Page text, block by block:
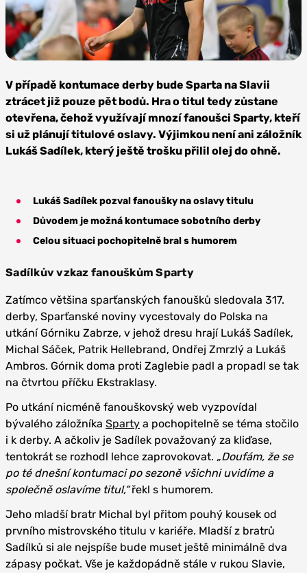
Sparta Praha
V případě kontumace derby bude Sparta na Slavii
ztrácet již pouze pět bodů. Hra o titul tedy zůstane
otevřena, čehož využívají mnozí fanoušci Sparty, kteří
si už plánují titulové oslavy. Výjimkou není ani záložník
Lukáš Sadílek, který ještě trošku přilil olej do ohně.
Lukáš Sadílek pozval fanoušky na oslavy titulu
Důvodem je možná kontumace sobotního derby
Celou situaci pochopitelně bral s humorem
Sadílkův vzkaz fanouškům Sparty
Zatímco většina sparťanských fanoušků sledovala 317.
derby, Sparťanské noviny vycestovaly do Polska na
utkání Górniku Zabrze, v jehož dresu hrají Lukáš Sadílek,
Michal Sáček, Patrik Hellebrand, Ondřej Zmrzlý a Lukáš
Ambros. Górnik doma proti Zaglebie padl a propadl se tak
na čtvrtou příčku Ekstraklasy.
Po utkání nicméně fanouškovský web vyzpovídal
bývalého záložníka Sparty a pochopitelně se téma stočilo
i k derby. A ačkoliv je Sadílek považovaný za kliďase,
tentokrát se rozhodl lehce zaprovokovat. „Doufám, že se
po té dnešní kontumaci po sezoně všichni uvidíme a
společně oslavíme titul,“řekl s humorem.
Jeho mladší bratr Michal byl přitom pouhý kousek od
prvního mistrovského titulu v kariéře. Mladší z bratrů
Sadílků si ale nejspíše bude muset ještě minimálně dva
zápasy počkat. Vše je každopádně stále v rukou Slavie,